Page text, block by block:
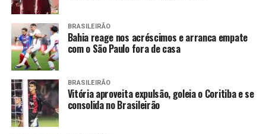
BRASILEIRÃO
Bahia reage nos acréscimos e arranca empate
com o São Paulo fora de casa
BRASILEIRÃO
Vitória aproveita expulsão, goleia o Coritiba e se
consolida no Brasileirão